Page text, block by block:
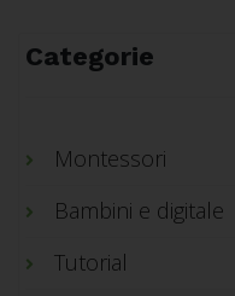
Categorie
Montessori
Bambini e digitale
Tutorial